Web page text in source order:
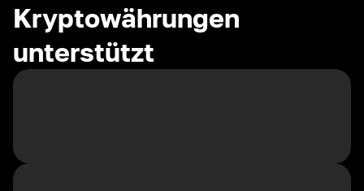
Kryptowährungen
unterstützt